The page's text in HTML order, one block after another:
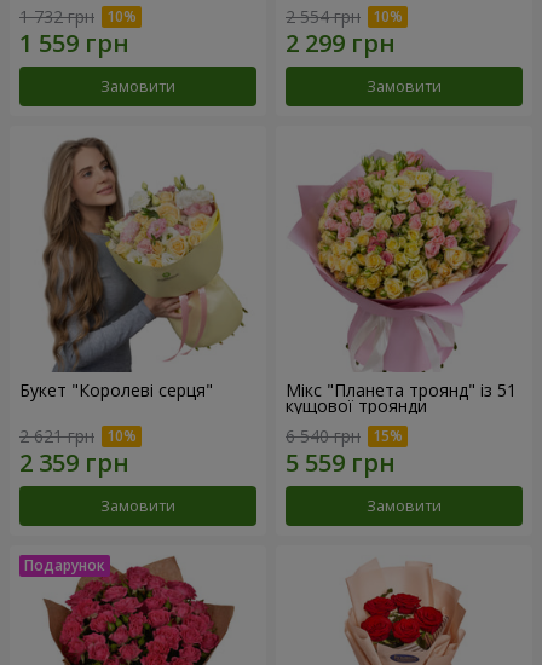
1 732 грн
Замовити
2 554 грн
Замовити
Букет "Королеві серця"
2 621 грн
Замовити
Мікс "Планета троянд" із 51
кущової троянди
6 540 грн
Замовити